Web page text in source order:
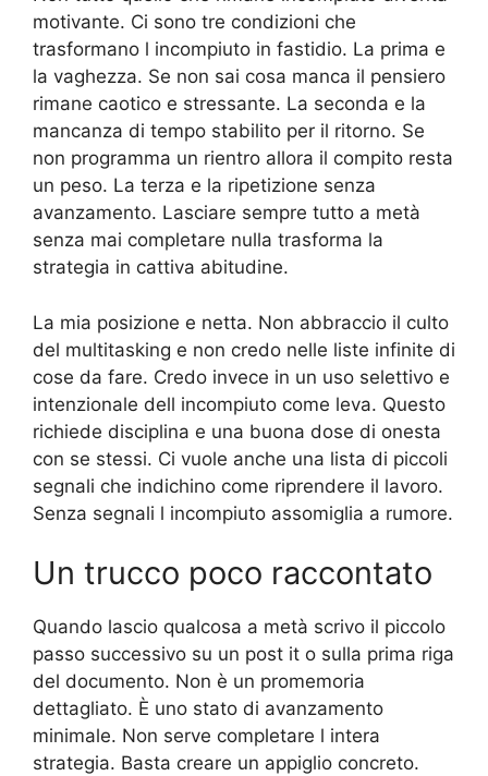
motivante. Ci sono tre condizioni che
trasformano l incompiuto in fastidio. La prima e
la vaghezza. Se non sai cosa manca il pensiero
rimane caotico e stressante. La seconda e la
mancanza di tempo stabilito per il ritorno. Se
non programma un rientro allora il compito resta
un peso. La terza e la ripetizione senza
avanzamento. Lasciare sempre tutto a metà
senza mai completare nulla trasforma la
strategia in cattiva abitudine.
La mia posizione e netta. Non abbraccio il culto
del multitasking e non credo nelle liste infinite di
cose da fare. Credo invece in un uso selettivo e
intenzionale dell incompiuto come leva. Questo
richiede disciplina e una buona dose di onesta
con se stessi. Ci vuole anche una lista di piccoli
segnali che indichino come riprendere il lavoro.
Senza segnali l incompiuto assomiglia a rumore.
Un trucco poco raccontato
Quando lascio qualcosa a metà scrivo il piccolo
passo successivo su un post it o sulla prima riga
del documento. Non è un promemoria
dettagliato. È uno stato di avanzamento
minimale. Non serve completare l intera
strategia. Basta creare un appiglio concreto.